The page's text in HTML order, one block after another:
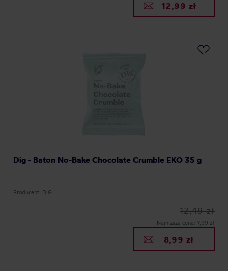
12,99 zł
Dig - Baton No-Bake Chocolate Crumble EKO 35 g
Producent: DIG
12,49 zł
Najniższa cena: 7,99 zł
8,99 zł